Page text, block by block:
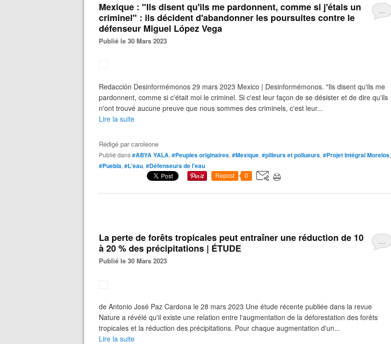
…
Mexique : "Ils disent qu'ils me pardonnent, comme si j'étais un
criminel" : ils décident d'abandonner les poursuites contre le
défenseur Miguel López Vega
Publié le 30 Mars 2023
Redacción Desinformémonos 29 mars 2023 Mexico | Desinformémonos. "Ils disent qu'ils me
pardonnent, comme si c'était moi le criminel. Si c'est leur façon de se désister et de dire qu'ils
n'ont trouvé aucune preuve que nous sommes des criminels, c'est leur...
Lire la suite
Rédigé parcaroleone
Publié dans#ABYA YALA, #Peuples originaires, #Mexique, #pilleurs et pollueurs, #Projet Intégral Morelos,
#Puebla, #L'eau, #Défenseurs de l'eau
Repost 0
…
La perte de forêts tropicales peut entraîner une réduction de 10
à 20 % des précipitations | ÉTUDE
Publié le 30 Mars 2023
de Antonio José Paz Cardona le 28 mars 2023 Une étude récente publiée dans la revue
Nature a révélé qu'il existe une relation entre l'augmentation de la déforestation des forêts
tropicales et la réduction des précipitations. Pour chaque augmentation d'un...
Lire la suite